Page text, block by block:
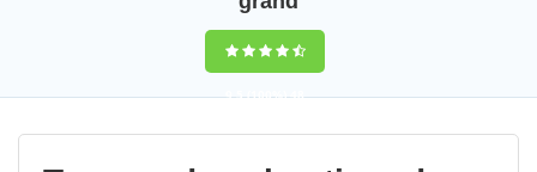
9,5(100%)48
votes